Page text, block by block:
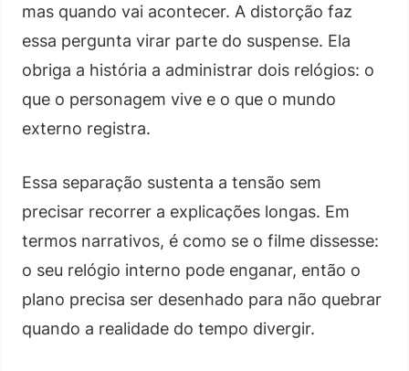
mas quando vai acontecer. A distorção faz
essa pergunta virar parte do suspense. Ela
obriga a história a administrar dois relógios: o
que o personagem vive e o que o mundo
externo registra.
Essa separação sustenta a tensão sem
precisar recorrer a explicações longas. Em
termos narrativos, é como se o filme dissesse:
o seu relógio interno pode enganar, então o
plano precisa ser desenhado para não quebrar
quando a realidade do tempo divergir.